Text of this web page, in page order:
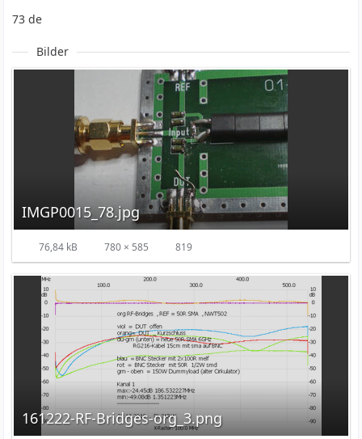
73 de
Bilder
IMGP0015_78.jpg
76,84 kB 780 × 585 819
161222-RF-Bridges-org_3.png